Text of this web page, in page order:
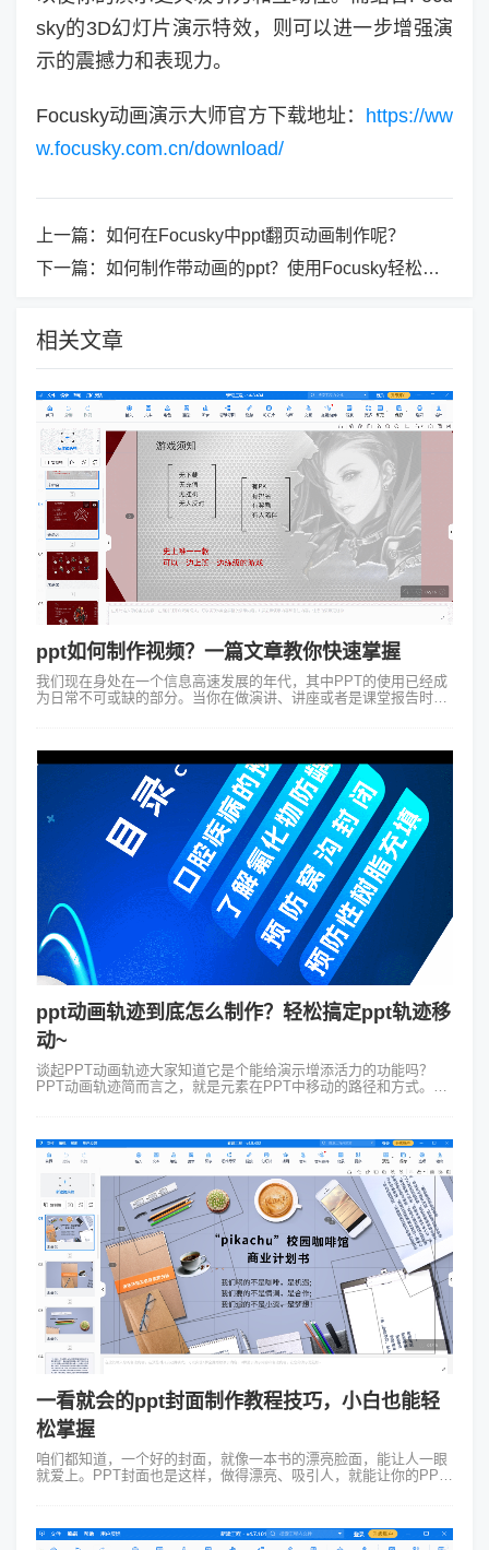
sky的3D幻灯片演示特效，则可以进一步增强演
示的震撼力和表现力。
Focusky动画演示大师官方下载地址： https://ww
w.focusky.com.cn/download/
上一篇： 如何在Focusky中ppt翻页动画制作呢？
下一篇： 如何制作带动画的ppt？使用Focusky轻松创建
相关文章
ppt如何制作视频？一篇文章教你快速掌握
我们现在身处在一个信息高速发展的年代，其中PPT的使用已经成
为日常不可或缺的部分。当你在做演讲、讲座或者是课堂报告时，
ppt动画轨迹到底怎么制作？轻松搞定ppt轨迹移
动~
谈起PPT动画轨迹大家知道它是个能给演示增添活力的功能吗？
PPT动画轨迹简而言之，就是元素在PPT中移动的路径和方式。通
一看就会的ppt封面制作教程技巧，小白也能轻
松掌握
咱们都知道，一个好的封面，就像一本书的漂亮脸面，能让人一眼
就爱上。PPT封面也是这样，做得漂亮、吸引人，就能让你的PPT